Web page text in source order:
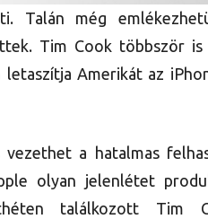
Talán még
Tim Cook többször is
Amerikát az
a hatalmas
olyan jelenlétet
találkozott Tim